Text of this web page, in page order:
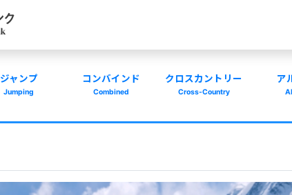
ジャンプ
Jumping
コンバインド
Combined
クロスカントリー
Cross-Country
ア